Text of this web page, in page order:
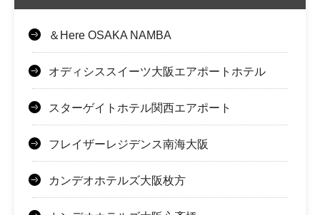
＆Here OSAKA NAMBA
オディシススイーツ大阪エアポートホテル
スターゲイトホテル関西エアポート
フレイザーレジデンス南海大阪
カンデオホテルズ大阪枚方